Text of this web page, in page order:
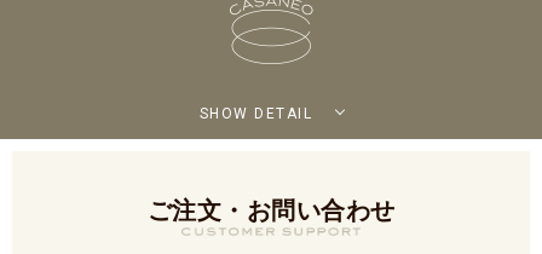
SHOW DETAIL
ご注文・お問い合わせ